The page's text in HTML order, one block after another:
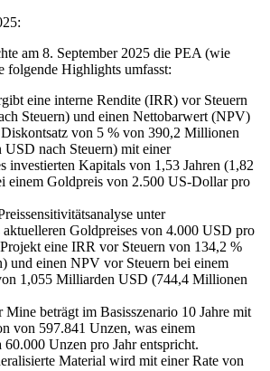
am 8. September 2025 die PEA (wie
folgende Highlights umfasst:
eine interne Rendite (IRR) vor Steuern
Steuern) und einen Nettobarwert (NPV)
von 5 % von 390,2 Millionen
nach Steuern) mit einer
investierten Kapitals von 1,53 Jahren (1,82
einem Goldpreis von 2.500 US-Dollar pro
unter
aktuelleren Goldpreises von 4.000 USD pro
eine IRR vor Steuern von 134,2 %
und einen NPV vor Steuern bei einem
1,055 Milliarden USD (744,4 Millionen
Mine beträgt im Basisszenario 10 Jahre mit
von 597.841 Unzen, was einem
Unzen pro Jahr entspricht.
Material wird mit einer Rate von